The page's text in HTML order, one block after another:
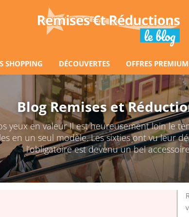
SHOPPING DÉCOUVERTES OFFRES PREMIUM
Blog Remises et
yeux en valeur Il est heureusement loin le
en un seul modèle. Les sixties ont vu leur
l’obligatoire est devenu un bel